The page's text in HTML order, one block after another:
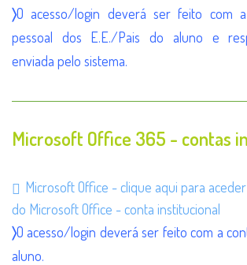
〉O acesso/login deverá ser feito com
pessoal dos E.E./Pais do aluno e
enviada pelo sistema.
Microsoft Office 365 - contas
Microsoft Office - clique aqui para
do Microsoft Office - conta institucional
〉O acesso/login deverá ser feito com a
aluno.